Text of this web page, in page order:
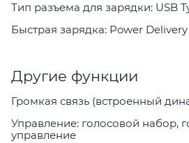
Тип разъема для зарядки: USB
Быстрая зарядка: Power Delivery
Другие функции
Громкая связь (встроенный
Управление: голосовой набор,
управление